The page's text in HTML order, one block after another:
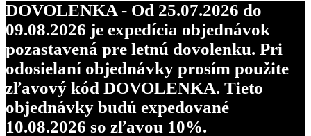
DOVOLENKA - Od 25.07.2026 do
09.08.2026 je expedícia objednávok
pozastavená pre letnú dovolenku. Pri
odosielaní objednávky prosím použite
zľavový kód DOVOLENKA. Tieto
objednávky budú expedované
10.08.2026 so zľavou 10%.